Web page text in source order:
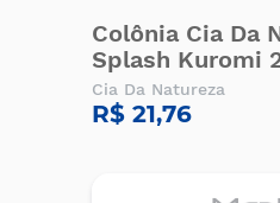
Colônia Cia Da
Splash Kuromi
Cia Da Natureza
R$ 21,76